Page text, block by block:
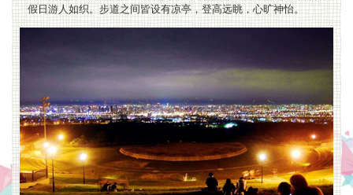
宿
环
境
单
纯,
干
假日游人如织。步道之间皆设有凉亭，登高远眺，心旷神怡。